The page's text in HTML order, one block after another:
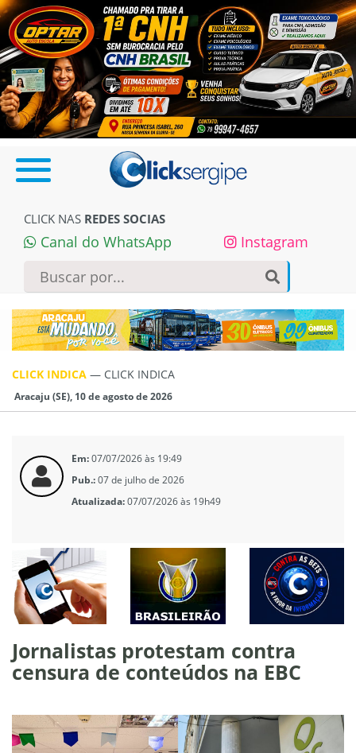
CLICK NAS REDES SOCIAS
Canal do WhatsApp Instagram
CLICK INDICA — CLICK INDICA
Aracaju (SE), 10 de agosto de 2026
Em:07/07/2026 às 19:49
Pub.:07 de julho de 2026
Atualizada:07/07/2026 às 19h49
Jornalistas protestam contra
censura de conteúdos na EBC